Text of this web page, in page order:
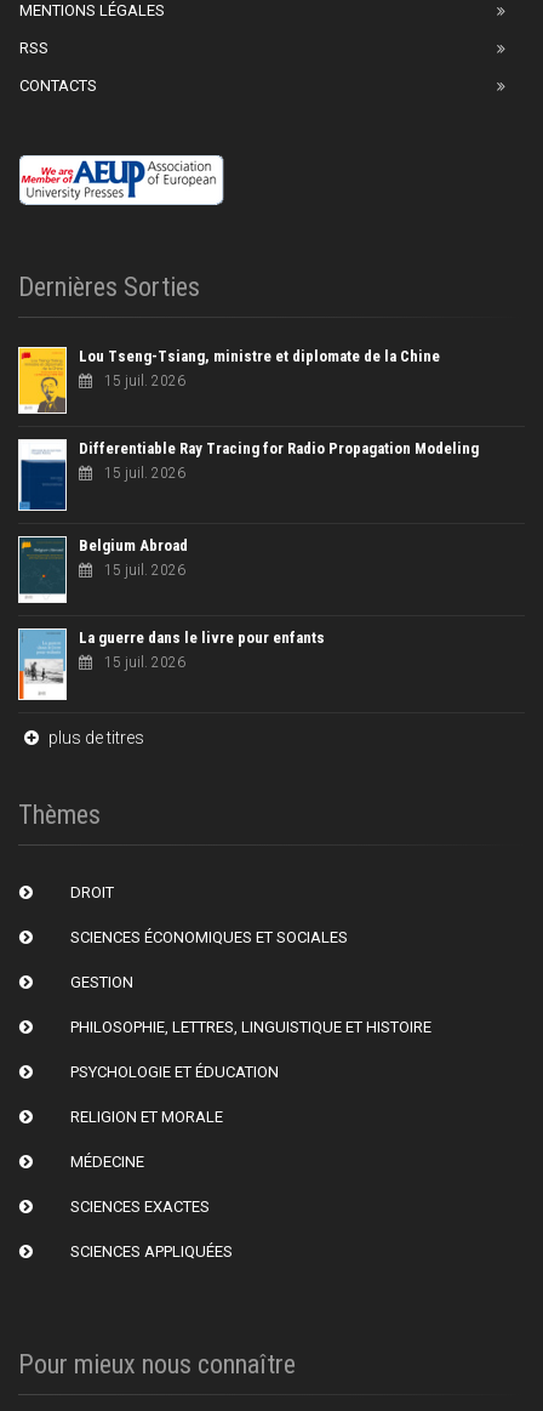
MENTIONS LÉGALES
RSS
CONTACTS
Dernières Sorties
Lou Tseng-Tsiang, ministre et diplomate de la Chine
15 juil. 2026
Differentiable Ray Tracing for Radio Propagation Modeling
15 juil. 2026
Belgium Abroad
15 juil. 2026
La guerre dans le livre pour enfants
15 juil. 2026
plus de titres
Thèmes
DROIT
SCIENCES ÉCONOMIQUES ET SOCIALES
GESTION
PHILOSOPHIE, LETTRES, LINGUISTIQUE ET HISTOIRE
PSYCHOLOGIE ET ÉDUCATION
RELIGION ET MORALE
MÉDECINE
SCIENCES EXACTES
SCIENCES APPLIQUÉES
Pour mieux nous connaître